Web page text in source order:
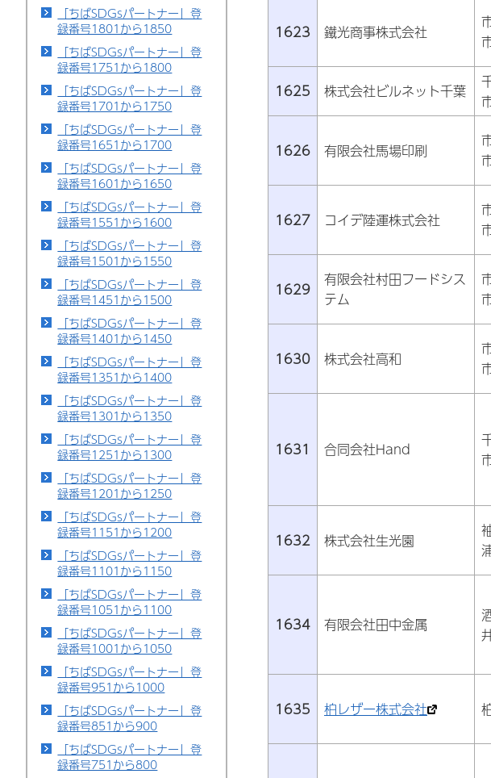
「ちばSDGsパートナー」登
録番号1801から1850
「ちばSDGsパートナー」登
録番号1751から1800
「ちばSDGsパートナー」登
録番号1701から1750
「ちばSDGsパートナー」登
録番号1651から1700
「ちばSDGsパートナー」登
録番号1601から1650
「ちばSDGsパートナー」登
録番号1551から1600
「ちばSDGsパートナー」登
録番号1501から1550
「ちばSDGsパートナー」登
録番号1451から1500
「ちばSDGsパートナー」登
録番号1401から1450
「ちばSDGsパートナー」登
録番号1351から1400
「ちばSDGsパートナー」登
録番号1301から1350
「ちばSDGsパートナー」登
録番号1251から1300
「ちばSDGsパートナー」登
録番号1201から1250
「ちばSDGsパートナー」登
録番号1151から1200
「ちばSDGsパートナー」登
録番号1101から1150
「ちばSDGsパートナー」登
録番号1051から1100
「ちばSDGsパートナー」登
録番号1001から1050
「ちばSDGsパートナー」登
録番号951から1000
「ちばSDGsパートナー」登
録番号851から900
「ちばSDGsパートナー」登
録番号751から800
1623 鐵光商事株式会社
1625
株式会社ビルネット千葉
1626 有限会社馬場印刷
1627 コイデ陸運株式会社
1629
有限会社村田フードシス
テム
1630 株式会社高和
1631 合同会社Hand
1632 株式会社生光園
1634 有限会社田中金属
1635 柏レザー株式会社